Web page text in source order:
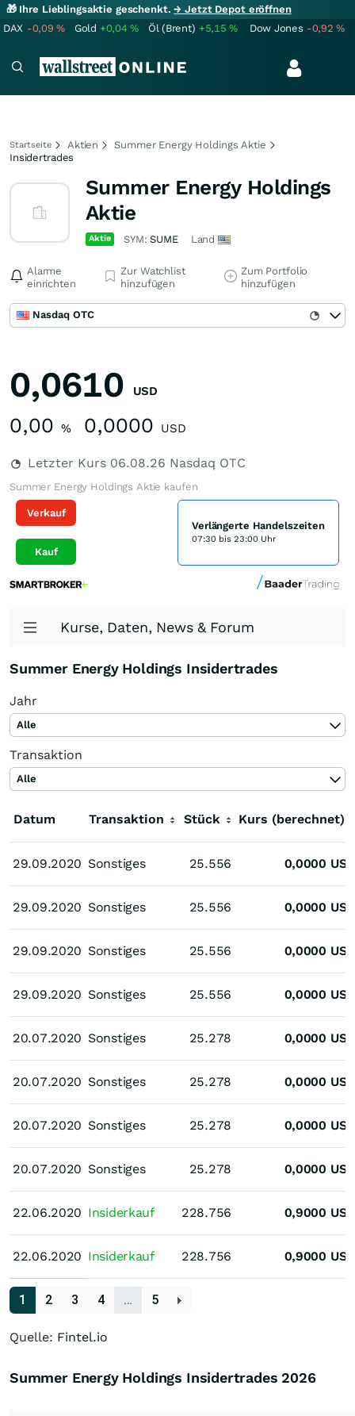
🎁 Ihre Lieblingsaktie geschenkt.→ Jetzt Depot eröffnen
DAX -0,09% Gold +0,04% Öl (Brent) +5,15% Dow Jones -0,92%
Startseite Aktien
Summer Energy Holdings Aktie
Insidertrades
Summer Energy Holdings
Aktie
Aktie SYM:SUME Land
Alarme
einrichten
Zur Watchlist
hinzufügen
Zum Portfolio
hinzufügen
Nasdaq OTC
0,0610 USD
0,00 % 0,0000 USD
Letzter Kurs 06.08.26 Nasdaq OTC
Summer Energy Holdings Aktie kaufen
Verkauf
Kauf
Verlängerte Handelszeiten
07:30 bis 23:00 Uhr
Kurse, Daten, News & Forum
Summer Energy Holdings Insidertrades
Jahr
Alle
Transaktion
Alle
Datum
29.09.2020
29.09.2020
29.09.2020
29.09.2020
20.07.2020
20.07.2020
20.07.2020
20.07.2020
22.06.2020
22.06.2020
Datum Transaktion Stück Kurs (berechnet)
29.09.2020 Sonstiges 25.556 0,0000 USD
29.09.2020 Sonstiges 25.556 0,0000 USD
29.09.2020 Sonstiges 25.556 0,0000 USD
29.09.2020 Sonstiges 25.556 0,0000 USD
20.07.2020 Sonstiges 25.278 0,0000 USD
20.07.2020 Sonstiges 25.278 0,0000 USD
20.07.2020 Sonstiges 25.278 0,0000 USD
20.07.2020 Sonstiges 25.278 0,0000 USD
22.06.2020 Insiderkauf 228.756 0,9000 USD
22.06.2020 Insiderkauf 228.756 0,9000 USD
1 2 3 4 … 5
Quelle: Fintel.io
Summer Energy Holdings Insidertrades 2026